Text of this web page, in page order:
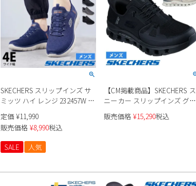
SKECHERS スリップインズ サ
ミッツ ハイ レンジ 232457W メ
ンズ
定価 ¥11,990
販売価格 ¥8,990税込
SALE
人気
【CM掲載商品】SKECHERS ス
ニーカー スリップインズ グラ
イドステップ プロ 232930 メン
ズ
販売価格 ¥15,290税込